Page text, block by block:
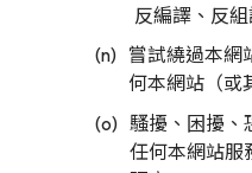
反編譯、反
嘗試繞過本網
何本網站（或
騷擾、困擾、
任何本網站服